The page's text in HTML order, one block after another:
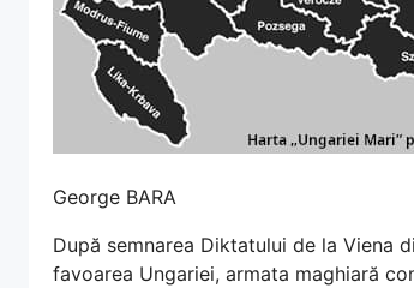
George BARA
După semnarea Diktatului de la Viena
favoarea Ungariei, armata maghiară